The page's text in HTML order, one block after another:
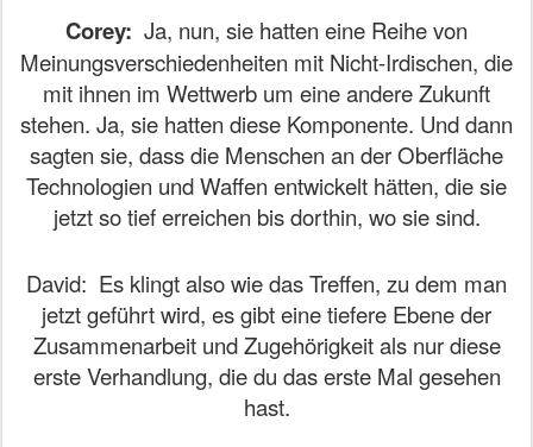
Corey: Ja, nun, sie hatten eine Reihe von
Meinungsverschiedenheiten mit Nicht-Irdischen, die
mit ihnen im Wettwerb um eine andere Zukunft
stehen. Ja, sie hatten diese Komponente. Und dann
sagten sie, dass die Menschen an der Oberfläche
Technologien und Waffen entwickelt hätten, die sie
jetzt so tief erreichen bis dorthin, wo sie sind.
David: Es klingt also wie das Treffen, zu dem man
jetzt geführt wird, es gibt eine tiefere Ebene der
Zusammenarbeit und Zugehörigkeit als nur diese
erste Verhandlung, die du das erste Mal gesehen
hast.